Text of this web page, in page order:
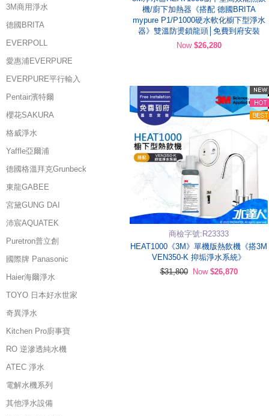
3M商用淨水
德國BRITA
EVERPOLL
愛惠浦EVERPURE
EVERPURE平行輸入
Pentair濱特爾
櫻花SAKURA
格威淨水
Yaffle亞爾浦
德國格溫拜克Grunbeck
東龍GABEE
宮黛GUNG DAI
沛宸AQUATEK
Puretron普立創
國際牌 Panasonic
Haier海爾淨水
TOYO 日本好水世家
奇異淨水
Kitchen Pro廚事寶
RO 逆滲透純水機
ATEC 淨水
電解水機系列
其他淨水設備
機/廚下加熱器《搭配 德國BRITA
mypure P1/P1000硬水軟化櫥下型淨水
器》雙溫防燙鎖龍頭│免費到府安裝
Now $26,280
商檢字號:R23333
HEAT1000《3M》單機版熱飲機《搭3M
VEN350-K 抑垢淨水系統》
$31,800
Now $26,870